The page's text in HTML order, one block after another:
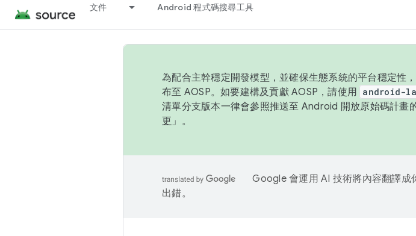
文件 Android 程式碼搜尋工具
為配合主幹穩定開發模型，並確保生態系統的平台穩定性
布至 AOSP。如要建構及貢獻 AOSP，請使用 android-
清單分支版本一律會參照推送至 Android 開放原始碼計畫
更 」。
Google 會運用 AI 技術將內容翻譯成
出錯。